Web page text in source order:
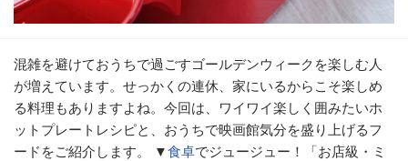
混雑を避けておうちで過ごすゴールデンウィークを楽しむ人
が増えています。せっかくの連休、家にいるからこそ楽しめ
る料理もありますよね。今回は、ワイワイ楽しく囲みたいホ
ットプレートレシピと、おうちで映画館気分を盛り上げるフ
ードをご紹介します。 ▼食卓でジュージュー！「お店級・ミ